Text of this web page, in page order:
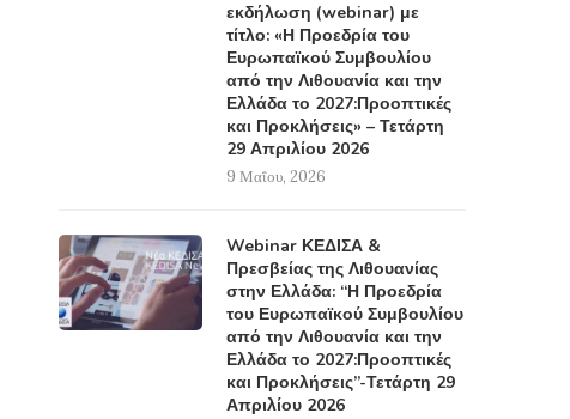
εκδήλωση (webinar) με
τίτλο: «Η Προεδρία του
Ευρωπαϊκού Συμβουλίου
από την Λιθουανία και την
Ελλάδα το 2027:Προοπτικές
και Προκλήσεις» – Τετάρτη
29 Απριλίου 2026
9 Μαΐου, 2026
Webinar ΚΕΔΙΣΑ &
Πρεσβείας της Λιθουανίας
στην Ελλάδα: “Η Προεδρία
του Ευρωπαϊκού Συμβουλίου
από την Λιθουανία και την
Ελλάδα το 2027:Προοπτικές
και Προκλήσεις”-Τετάρτη 29
Απριλίου 2026